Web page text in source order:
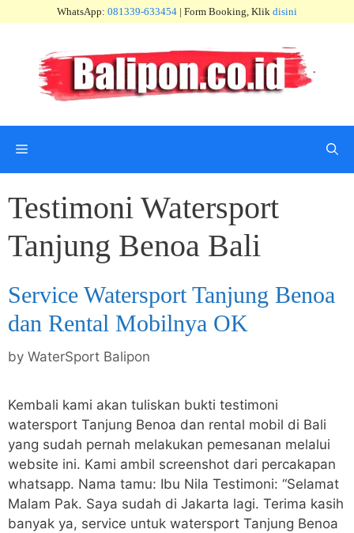
WhatsApp: 081339-633454 | Form Booking, Klik disini
Menu
Testimoni Watersport
Tanjung Benoa Bali
Service Watersport Tanjung Benoa
dan Rental Mobilnya OK
by WaterSport Balipon
Kembali kami akan tuliskan bukti testimoni
watersport Tanjung Benoa dan rental mobil di Bali
yang sudah pernah melakukan pemesanan melalui
website ini. Kami ambil screenshot dari percakapan
whatsapp. Nama tamu: Ibu Nila Testimoni: “Selamat
Malam Pak. Saya sudah di Jakarta lagi. Terima kasih
banyak ya, service untuk watersport Tanjung Benoa